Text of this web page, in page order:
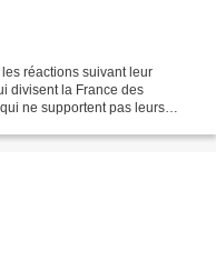
réactions suivant leur
divisent la France des
ne supportent pas leurs